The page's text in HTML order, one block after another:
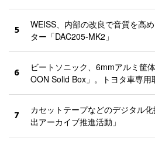
5
WEISS、内部の改良で音質を高
ター「DAC205-MK2」
6
ビートソニック、6mmアルミ筐
OON Solid Box」。トヨタ車専用
7
カセットテープなどのデジタル
出アーカイブ推進活動」